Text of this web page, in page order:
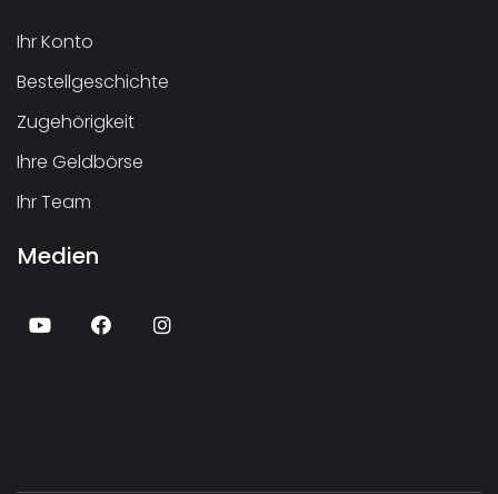
Ihr Konto
Bestellgeschichte
Zugehörigkeit
Ihre Geldbörse
Ihr Team
Medien